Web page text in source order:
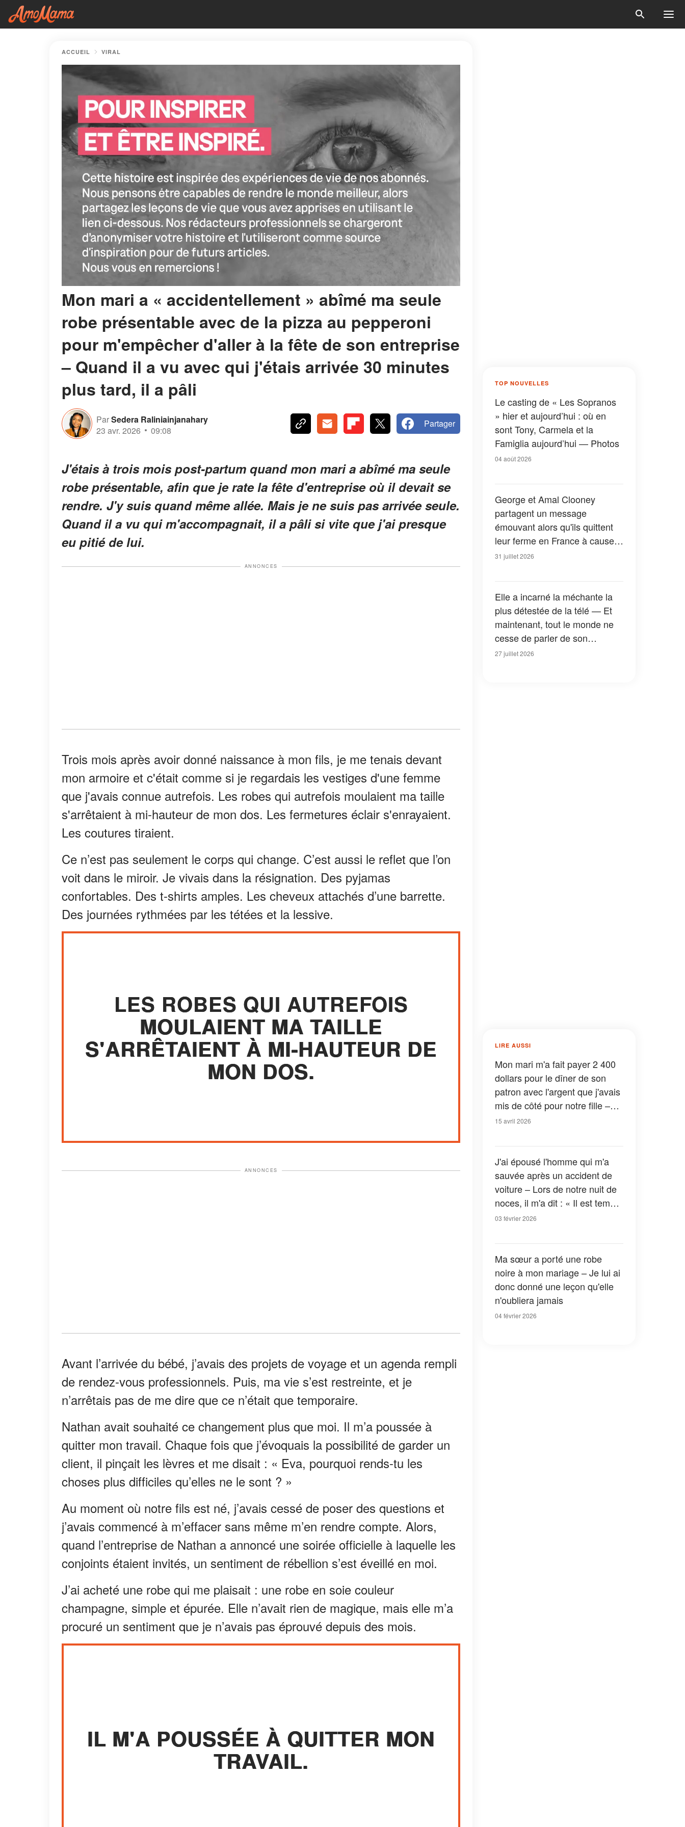
ACCUEIL VIRAL
Mon mari a « accidentellement » abîmé ma seule
robe présentable avec de la pizza au pepperoni
pour m'empêcher d'aller à la fête de son entreprise
– Quand il a vu avec qui j'étais arrivée 30 minutes
plus tard, il a pâli
ParSedera Raliniainjanahary
23 avr. 2026
09:08
Partager
J'étais à trois mois post-partum quand mon mari a abîmé ma seule
robe présentable, afin que je rate la fête d'entreprise où il devait se
rendre. J'y suis quand même allée. Mais je ne suis pas arrivée seule.
Quand il a vu qui m'accompagnait, il a pâli si vite que j'ai presque
eu pitié de lui.
ANNONCES
Trois mois après avoir donné naissance à mon fils, je me tenais devant
mon armoire et c'était comme si je regardais les vestiges d'une femme
que j'avais connue autrefois. Les robes qui autrefois moulaient ma taille
s'arrêtaient à mi-hauteur de mon dos. Les fermetures éclair s'enrayaient.
Les coutures tiraient.
Ce n’est pas seulement le corps qui change. C’est aussi le reflet que l’on
voit dans le miroir. Je vivais dans la résignation. Des pyjamas
confortables. Des t-shirts amples. Les cheveux attachés d’une barrette.
Des journées rythmées par les tétées et la lessive.
LES ROBES QUI AUTREFOIS
MOULAIENT MA TAILLE
S'ARRÊTAIENT À MI-HAUTEUR DE
MON DOS.
ANNONCES
Avant l’arrivée du bébé, j’avais des projets de voyage et un agenda rempli
de rendez-vous professionnels. Puis, ma vie s’est restreinte, et je
n’arrêtais pas de me dire que ce n’était que temporaire.
Nathan avait souhaité ce changement plus que moi. Il m’a poussée à
quitter mon travail. Chaque fois que j’évoquais la possibilité de garder un
client, il pinçait les lèvres et me disait : « Eva, pourquoi rends-tu les
choses plus difficiles qu’elles ne le sont ? »
Au moment où notre fils est né, j’avais cessé de poser des questions et
j’avais commencé à m’effacer sans même m’en rendre compte. Alors,
quand l’entreprise de Nathan a annoncé une soirée officielle à laquelle les
conjoints étaient invités, un sentiment de rébellion s’est éveillé en moi.
J’ai acheté une robe qui me plaisait : une robe en soie couleur
champagne, simple et épurée. Elle n’avait rien de magique, mais elle m’a
procuré un sentiment que je n’avais pas éprouvé depuis des mois.
IL M'A POUSSÉE À QUITTER MON
TRAVAIL.
TOP NOUVELLES
Le casting de « Les Sopranos
» hier et aujourd’hui : où en
sont Tony, Carmela et la
Famiglia aujourd’hui — Photos
04 août 2026
George et Amal Clooney
partagent un message
émouvant alors qu'ils quittent
leur ferme en France à cause
des feux de forêt — Tous les
31 juillet 2026
Elle a incarné la méchante la
plus détestée de la télé — Et
maintenant, tout le monde ne
cesse de parler de son
apparition dans la nouvelle
27 juillet 2026
LIRE AUSSI
Mon mari m'a fait payer 2 400
dollars pour le dîner de son
patron avec l'argent que j'avais
mis de côté pour notre fille –
Quelques instants plus tard, le
15 avril 2026
J'ai épousé l'homme qui m'a
sauvée après un accident de
voiture – Lors de notre nuit de
noces, il m'a dit : « Il est temps
que tu saches la vérité »
03 février 2026
Ma sœur a porté une robe
noire à mon mariage – Je lui ai
donc donné une leçon qu'elle
n'oubliera jamais
04 février 2026